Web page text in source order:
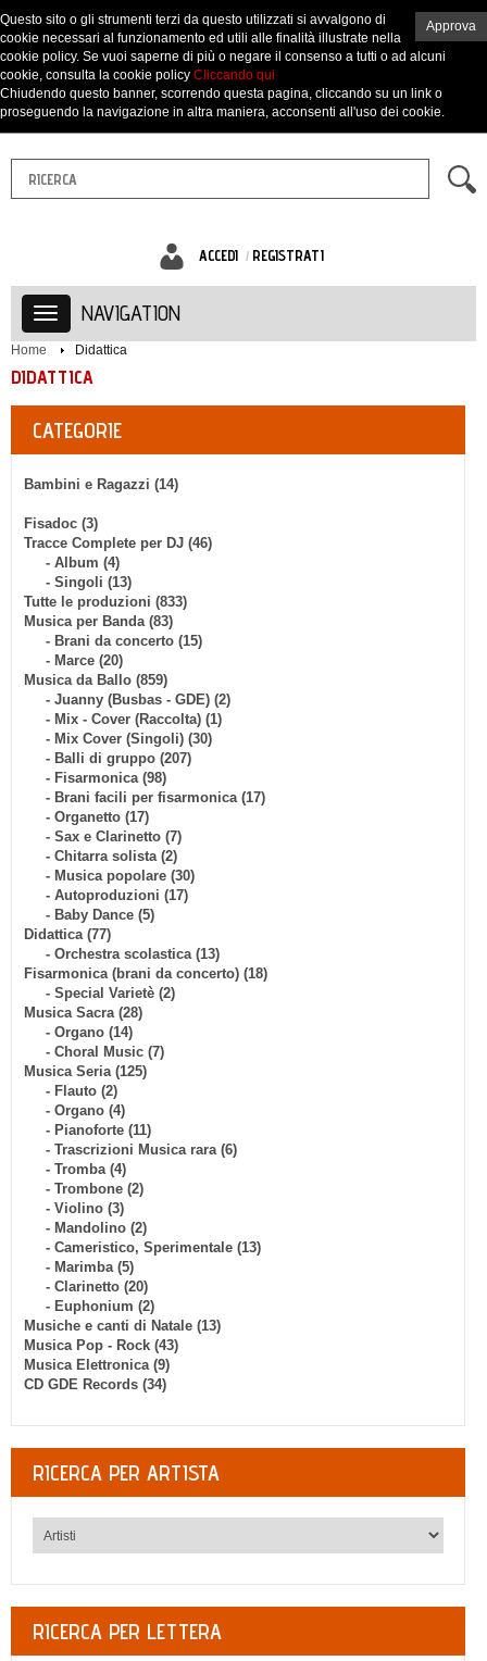
ACCEDI REGISTRATI
NAVIGATION
Home Didattica
DIDATTICA
CATEGORIE
Bambini e Ragazzi (14)
Fisadoc (3)
Tracce Complete per DJ (46)
- Album (4)
- Singoli (13)
Tutte le produzioni (833)
Musica per Banda (83)
- Brani da concerto (15)
- Marce (20)
Musica da Ballo (859)
- Juanny (Busbas - GDE) (2)
- Mix - Cover (Raccolta) (1)
- Mix Cover (Singoli) (30)
- Balli di gruppo (207)
- Fisarmonica (98)
- Brani facili per fisarmonica (17)
- Organetto (17)
- Sax e Clarinetto (7)
- Chitarra solista (2)
- Musica popolare (30)
- Autoproduzioni (17)
- Baby Dance (5)
Didattica (77)
- Orchestra scolastica (13)
Fisarmonica (brani da concerto) (18)
- Special Varietè (2)
Musica Sacra (28)
- Organo (14)
- Choral Music (7)
Musica Seria (125)
- Flauto (2)
- Organo (4)
- Pianoforte (11)
- Trascrizioni Musica rara (6)
- Tromba (4)
- Trombone (2)
- Violino (3)
- Mandolino (2)
- Cameristico, Sperimentale (13)
- Marimba (5)
- Clarinetto (20)
- Euphonium (2)
Musiche e canti di Natale (13)
Musica Pop - Rock (43)
Musica Elettronica (9)
CD GDE Records (34)
RICERCA PER ARTISTA
RICERCA PER LETTERA
Approva
Questo sito o gli strumenti terzi da questo utilizzati si avvalgono di
cookie necessari al funzionamento ed utili alle finalità illustrate nella
cookie policy. Se vuoi saperne di più o negare il consenso a tutti o ad alcuni
cookie, consulta la cookie policy Cliccando qui
Chiudendo questo banner, scorrendo questa pagina, cliccando su un link o
proseguendo la navigazione in altra maniera, acconsenti all'uso dei cookie.